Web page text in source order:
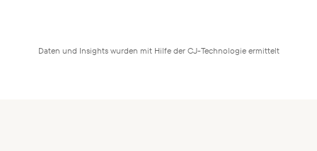
Daten und Insights wurden mit Hilfe der CJ-Technologie ermittelt